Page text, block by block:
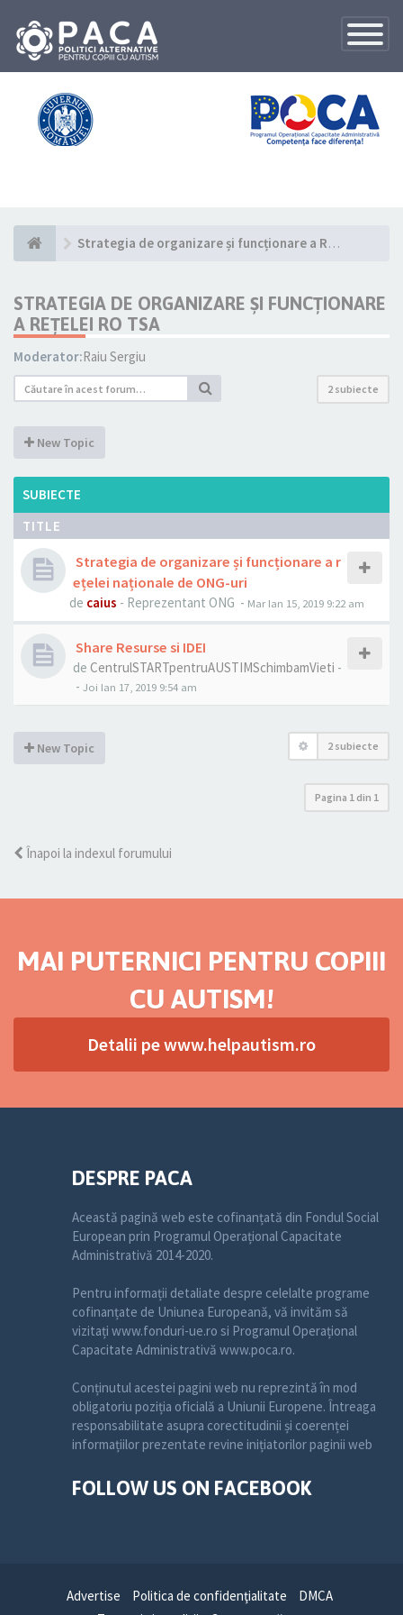
Toggle
Strategia de organizare și funcționare a Rețelei RO TSA
STRATEGIA DE ORGANIZARE ȘI FUNCȚIONARE
A REȚELEI RO TSA
Moderator:Raiu Sergiu
2 subiecte
New Topic
SUBIECTE
TITLE
Strategia de organizare și funcționare a r
ețelei naționale de ONG-uri
de caius - Reprezentant ONG - Mar Ian 15, 2019 9:22 am
Share Resurse si IDEI
de CentrulSTARTpentruAUSTIMSchimbamVieti -
- Joi Ian 17, 2019 9:54 am
New Topic 2 subiecte
Pagina 1 din 1
Înapoi la indexul forumului
MAI PUTERNICI PENTRU COPIII
CU AUTISM!
Detalii pe www.helpautism.ro
DESPRE PACA
Această pagină web este cofinanțată din Fondul Social
European prin Programul Operațional Capacitate
Administrativă 2014-2020.
Pentru informații detaliate despre celelalte programe
cofinanțate de Uniunea Europeană, vă invităm să
vizitați www.fonduri-ue.ro si Programul Operațional
Capacitate Administrativă www.poca.ro.
Conținutul acestei pagini web nu reprezintă în mod
obligatoriu poziția oficială a Uniunii Europene. Întreaga
responsabilitate asupra corectitudinii și coerenței
informațiilor prezentate revine inițiatorilor paginii web
FOLLOW US ON FACEBOOK
Advertise Politica de confidenţialitate
DMCA